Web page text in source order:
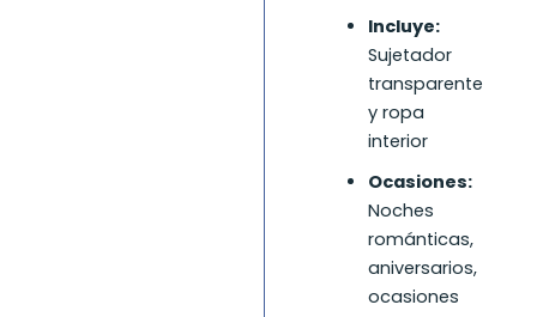
Incluye:
Sujetador
transparente
y ropa
interior
Ocasiones:
Noches
románticas,
aniversarios,
ocasiones